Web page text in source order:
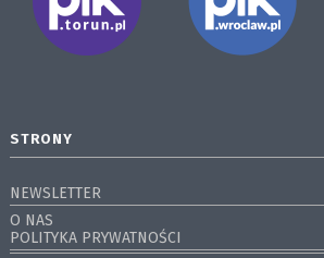
STRONY
NEWSLETTER
O NAS
POLITYKA PRYWATNOŚCI